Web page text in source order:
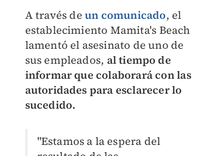
A través de un comunicado, el
establecimiento Mamita's Beach
lamentó el asesinato de uno de
sus empleados, al tiempo de
informar que colaborará con las
autoridades para esclarecer lo
sucedido.
"Estamos a la espera del